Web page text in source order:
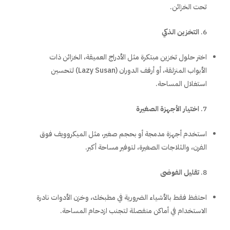
تحت الخزائن.
التخزين الذكي
اختر حلول تخزين مبتكرة مثل الأدراج العميقة، الخزائن ذات
الأبواب المنزلقة، أو أرفف الدوران (Lazy Susan) لتحسين
استغلال المساحة.
اختيار الأجهزة الصغيرة
استخدم أجهزة مدمجة أو بحجم صغير، مثل الميكروويف فوق
الفرن، والثلاجات الصغيرة، لتوفير مساحة أكبر.
تقليل الفوضى
احتفظ فقط بالأشياء الضرورية في مطبخك، وخزن الأدوات نادرة
الاستخدام في أماكن منفصلة لتجنب ازدحام المساحة.